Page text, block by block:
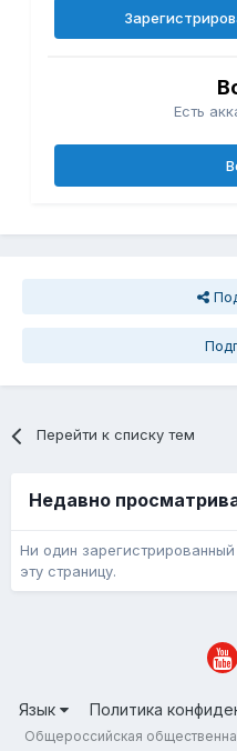
Есть
Перейти к списку тем
Недавно
Ни один
эту страницу.
Язык Политика
Общероссийская